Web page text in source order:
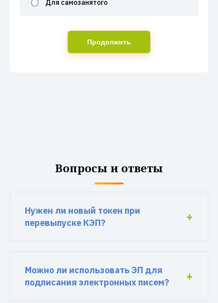
Для самозанятого
Продолжить
Вопросы и ответы
Нужен ли новый токен при
перевыпуске КЭП?
Можно ли использовать ЭП для
подписания электронных писем?